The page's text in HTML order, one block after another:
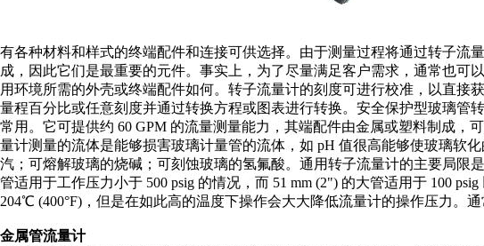
有各种材料和样式的终端配件和连接可供选择。由于测量过程将通过转子流
成，因此它们是最重要的元件。事实上，为了尽量满足客户需求，通常也可
用环境所需的外壳或终端配件如何。转子流量计的刻度可进行校准，以直接
量程百分比或任意刻度并通过转换方程或图表进行转换。安全保护型玻璃管
常用。它可提供约 60 GPM 的流量测量能力，其端配件由金属或塑料制成，
量计测量的流体是能够损害玻璃计量管的流体，如 pH 值很高能够使玻璃软
汽；可熔解玻璃的烧碱；可刻蚀玻璃的氢氟酸。通用转子流量计的主要局限
管适用于工作压力小于 500 psig 的情况，而 51 mm (2") 的大管适用于 100
204℃ (400°F)，但是在如此高的温度下操作会大大降低流量计的操作压力。
金属管流量计